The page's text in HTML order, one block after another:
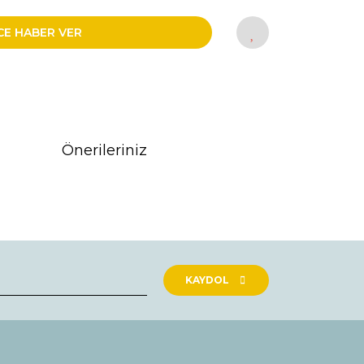
HABER VER
Önerileriniz
KAYDOL